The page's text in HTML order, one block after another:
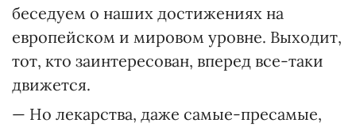
беседуем о наших достижениях на
европейском и мировом уровне. Выходит,
тот, кто заинтересован, вперед все-таки
движется.
— Но лекарства, даже самые-пресамые,